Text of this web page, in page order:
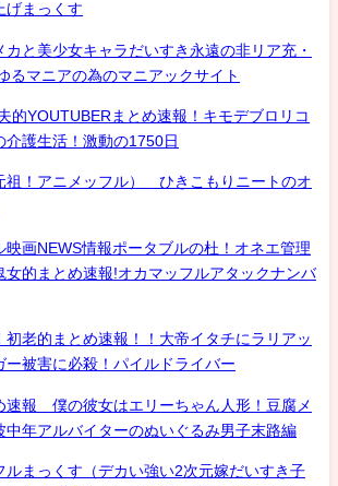
げまっくす
カと美少女キャラだいすき永遠の非リア充・
るマニアの為のマニアックサイト
的YOUTUBERまとめ速報！キモデブロリコ
介護生活！激動の1750日
祖！アニメッフル） ひきこもりニートのオ
映画NEWS情報ポータブルの杜！オネエ管理
女的まとめ速報!オカマッフルアタックナンバ
初老的まとめ速報！！大帝イタチにラリアッ
ー被害に必殺！パイルドライバー
速報 僕の彼女はエリーちゃん人形！豆腐メ
中年アルバイターのぬいぐるみ男子末路編
ルまっくす（デカい強い2次元嫁だいすき子